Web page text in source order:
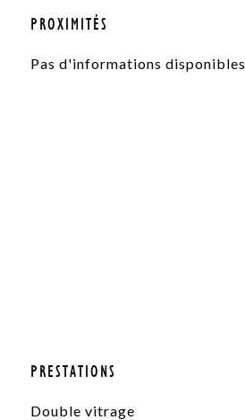
PROXIMITÉS
Pas d'informations disponibles
PRESTATIONS
Double vitrage